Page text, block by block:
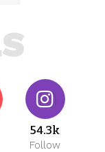
54.3k
Follow